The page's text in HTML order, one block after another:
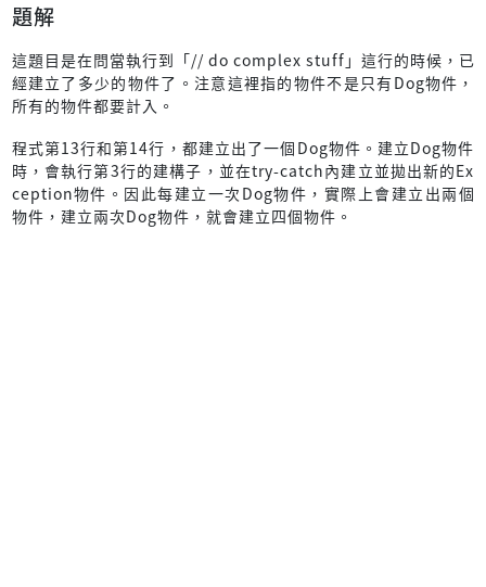
題解
這題目是在問當執行到「// do complex stuff」這行的時候，已
經建立了多少的物件了。注意這裡指的物件不是只有Dog物件，
所有的物件都要計入。
程式第13行和第14行，都建立出了一個Dog物件。建立Dog物件
時，會執行第3行的建構子，並在try-catch內建立並拋出新的Ex
ception物件。因此每建立一次Dog物件，實際上會建立出兩個
物件，建立兩次Dog物件，就會建立四個物件。